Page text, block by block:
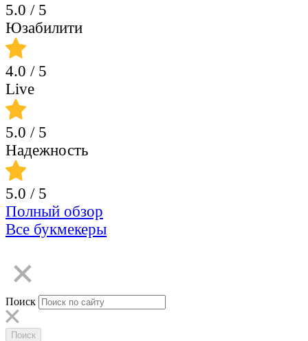
5.0 / 5
Юзабилити
4.0 / 5
Live
5.0 / 5
Надежность
5.0 / 5
Полный обзор
Все букмекеры
Поиск